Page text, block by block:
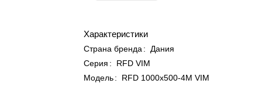
Характеристики
Страна бренда :
Дания
Серия :
RFD VIM
Модель:
RFD 1000x500-4M VIM